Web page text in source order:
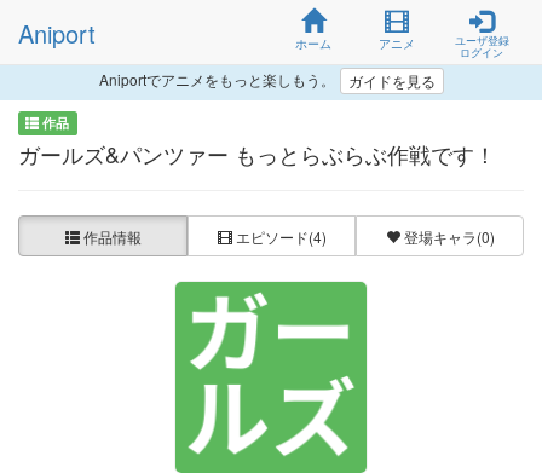
Aniport ホーム アニメ
ユーザ登録
ログイン
Aniportでアニメをもっと楽しもう。 ガイドを見る
作品
ガールズ&パンツァー もっとらぶらぶ作戦です！
作品情報 エピソード(4) 登場キャラ(0)